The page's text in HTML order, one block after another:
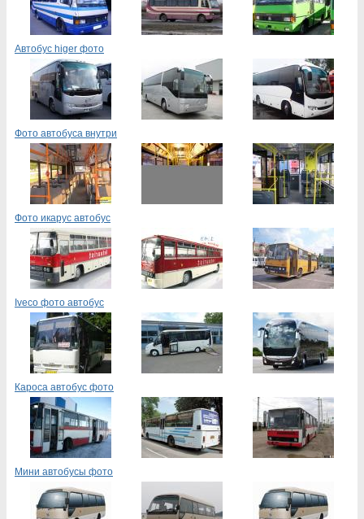
Автобус higer фото
Фото автобуса внутри
Фото икарус автобус
Iveco фото автобус
Кароса автобус фото
Мини автобусы фото